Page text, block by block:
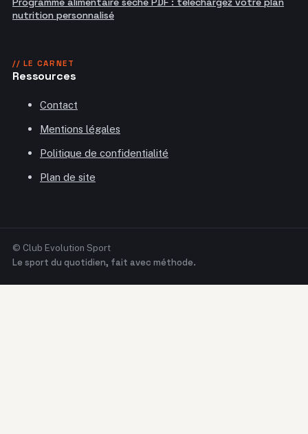
nutrition personnalisé
// LE CARNET
Ressources
Contact
Mentions légales
Politique de confidentialité
Plan de site
© Club Evolution Sport
Le sport du quotidien, fait avec méthode.